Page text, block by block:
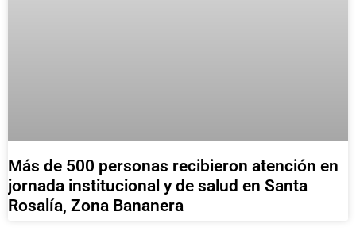
Más de 500 personas recibieron atención en
jornada institucional y de salud en Santa
Rosalía, Zona Bananera